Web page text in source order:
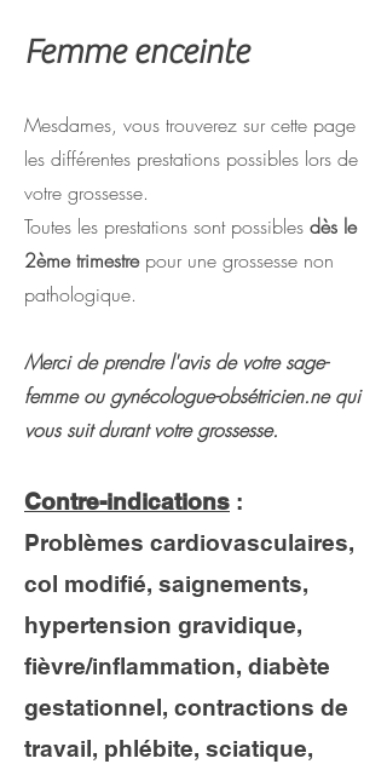
Femme enceinte
Mesdames, vous trouverez sur cette page
les différentes prestations possibles lors de
votre grossesse.
Toutes les prestations sont possibles dès le
2ème trimestrepour une grossesse non
pathologique.
Merci de prendre l'avis de votre sage-
femme ou gynécologue-obsétricien.ne qui
vous suit durant votre grossesse.
Contre-indications :
Problèmes cardiovasculaires,
col modifié, saignements,
hypertension gravidique,
fièvre/inflammation, diabète
gestationnel, contractions de
travail, phlébite, sciatique,